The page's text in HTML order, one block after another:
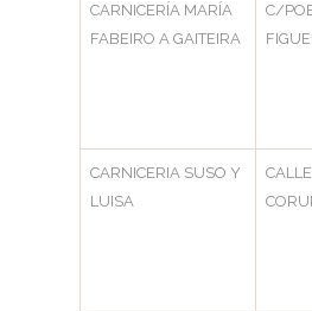
CARNICERÍA MARÍA
FABEIRO A GAITEIRA
C/
CARNICERIA SUSO Y
LUISA